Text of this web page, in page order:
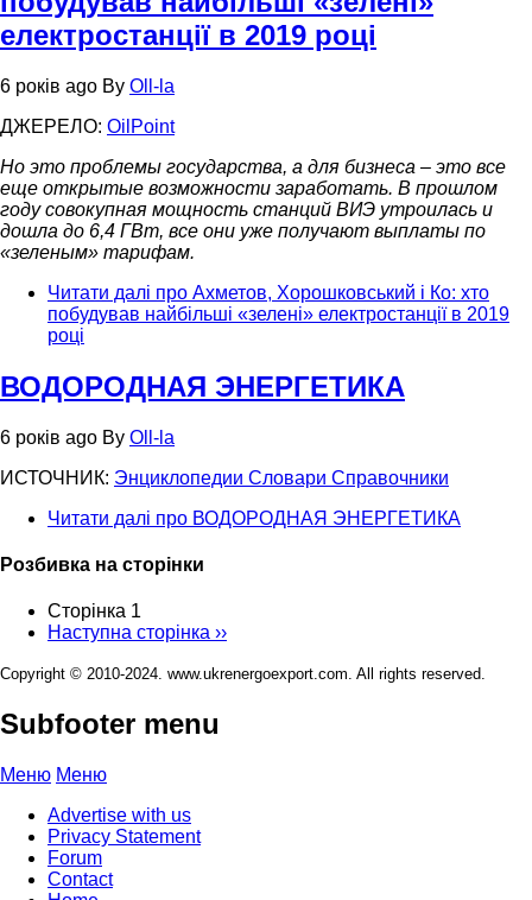
електростанції в 2019 році
6 років ago By Oll-la
ДЖЕРЕЛО: OilPoint
Но это проблемы государства, а для бизнеса – это все
еще открытые возможности заработать. В прошлом
году совокупная мощность станций ВИЭ утроилась и
дошла до 6,4 ГВт, все они уже получают выплаты по
«зеленым» тарифам.
Читати далі про Ахметов, Хорошковський і Ко: хто
побудував найбільші «зелені» електростанції в 2019
році
ВОДОРОДНАЯ ЭНЕРГЕТИКА
6 років ago By Oll-la
ИСТОЧНИК: Энциклопедии Словари Справочники
Читати далі про ВОДОРОДНАЯ ЭНЕРГЕТИКА
Розбивка на сторінки
Сторінка 1
Наступна сторінка ››
Copyright © 2010-2024. www.ukrenergoexport.com. All rights reserved.
Subfooter menu
Меню Меню
Advertise with us
Privacy Statement
Forum
Contact